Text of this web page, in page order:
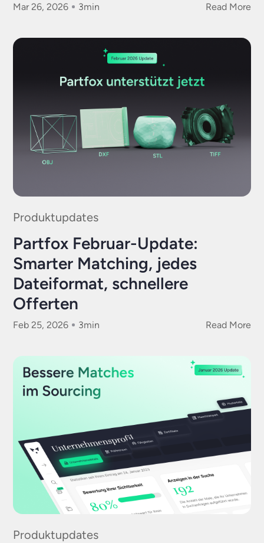
Mar 26, 2026 3min Read More
Produktupdates
Partfox Februar-Update:
Smarter Matching, jedes
Dateiformat, schnellere
Offerten
Feb 25, 2026 3min Read More
Produktupdates